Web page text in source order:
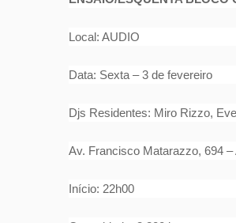
Local: AUDIO
Data: Sexta – 3 de fevereiro
Djs Residentes: Miro Rizzo,
Av. Francisco Matarazzo, 694
Início: 22h00